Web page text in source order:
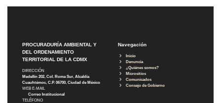
PROCURADURÍA AMBIENTAL Y
DEL ORDENAMIENTO
TERRITORIAL DE LA CDMX
DIRECCIÓN
Medellín 202, Col. Roma Sur, Alcaldía
Cuauhtémoc, C.P. 06700, Ciudad de México
WEB E-MAIL
Correo Institucional
TELÉFONO
Navegación
Inicio
Denuncia
¿Quiénes somos?
Micrositios
Comunicados
Consejo de Gobierno